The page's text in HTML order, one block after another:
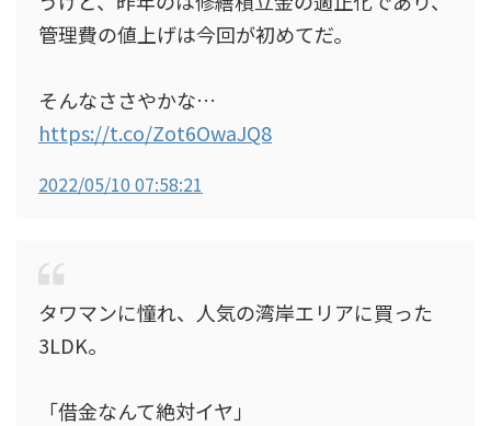
管理費の値上げは今回が初めてだ。
そんなささやかな…
https://t.co/Zot6OwaJQ8
2022/05/10 07:58:21
タワマンに憧れ、人気の湾岸エリアに買った
3LDK。
「借金なんて絶対イヤ」